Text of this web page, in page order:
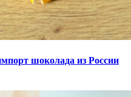
шоколада из России